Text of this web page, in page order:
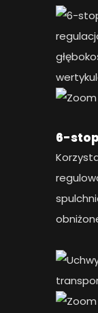
6-